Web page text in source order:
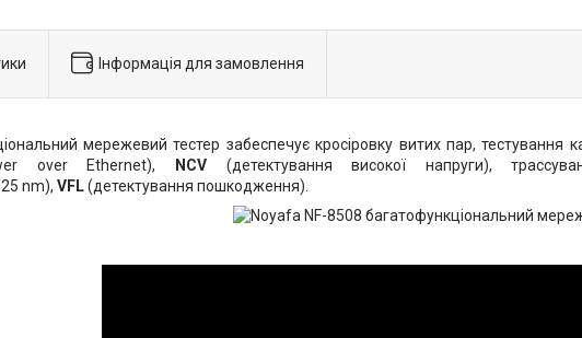
Інформація для замовлення
мережевий тестер забеспечує кросіровку витих пар,
over Ethernet), NCV (детектування високої напруги),
nm), VFL(детектування пошкодження).